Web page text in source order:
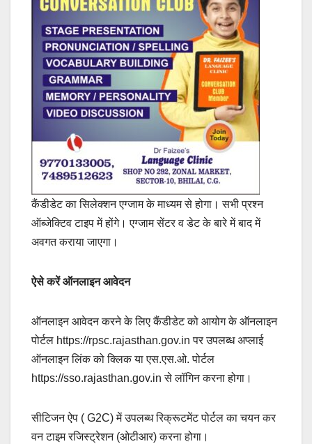
कैंडीडेट का सिलेक्शन एग्जाम के माध्यम से होगा। सभी प्रश्न
ऑब्जेक्टिव टाइप में होंगे। एग्जाम सेंटर व डेट के बारे में बाद में
अवगत कराया जाएगा।
ऐसे करें ऑनलाइन आवेदन
ऑनलाइन आवेदन करने के लिए कैंडीडेट को आयोग के ऑनलाइन
पोर्टल https://rpsc.rajasthan.gov.in पर उपलब्ध अप्लाई
ऑनलाइन लिंक को क्लिक या एस.एस.ओ. पोर्टल
https://sso.rajasthan.gov.in से लॉगिन करना होगा।
सीटिजन ऐप ( G2C) में उपलब्ध रिक्रूटमेंट पोर्टल का चयन कर
वन टाइम रजिस्ट्रेशन (ओटीआर) करना होगा।